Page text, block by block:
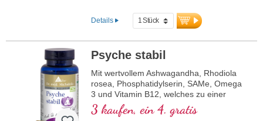
1,5 mg Phosphatidylcholin,
107,5 mg Phosphatidylinositol,
Details
Psyche stabil
Mit wertvollem Ashwagandha, Rhodiola
rosea, Phosphatidylserin, SAMe, Omega
3 und Vitamin B12, welches zu einer
normalen Funktion der Psyche beiträgt.
3 kaufen, ein 4. gratis